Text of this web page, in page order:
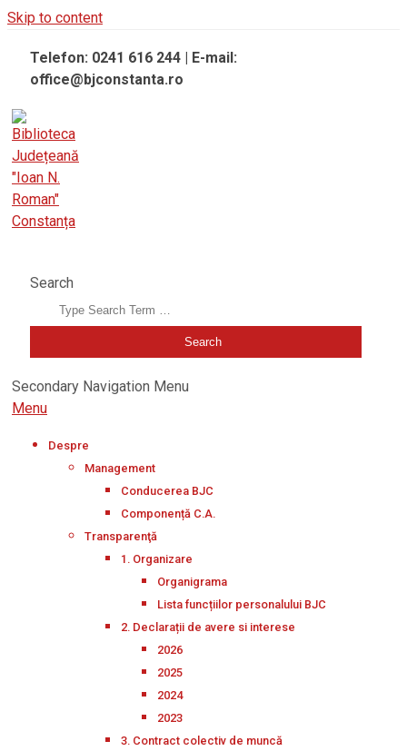
Skip to content
Telefon: 0241 616 244 | E-mail:
office@bjconstanta.ro
Search
Secondary Navigation Menu
Menu
Despre
Management
Conducerea BJC
Componență C.A.
Transparenţă
1. Organizare
Organigrama
Lista funcțiilor personalului BJC
2. Declarații de avere si interese
2026
2025
2024
2023
3. Contract colectiv de muncă